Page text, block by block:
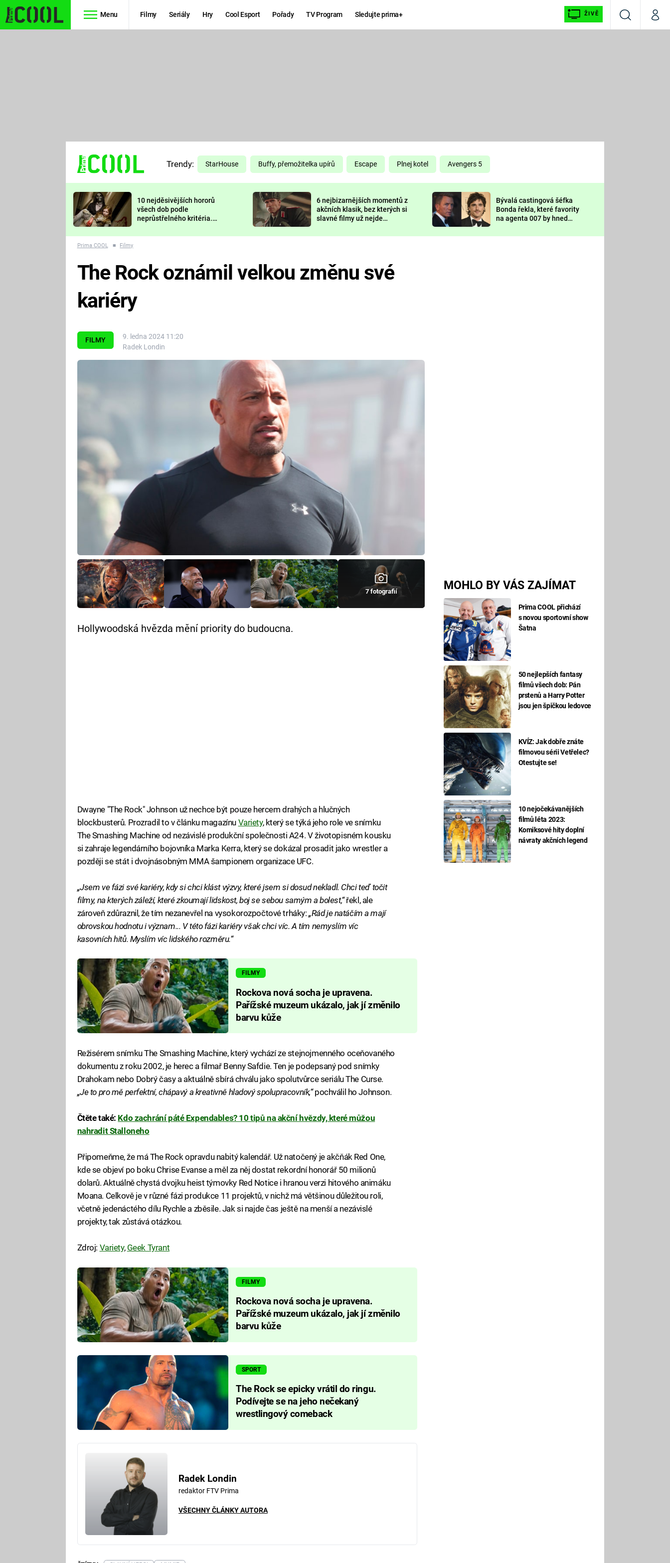
Menu Filmy Seriály Hry Cool Esport Pořady TV Program Sledujte prima+ ŽIVĚ
VyhledáváníMůj
TŘESKU
FUTURAMA
PREDÁTOR
DELIVERANCE
KOMEDIE
CHUCK
NORRIS
DEADPOOL
Prima LAJK
Sledujte nás
Trendy: StarHouse Buffy, přemožitelka upírů Escape Plnej kotel Avengers 5
10 nejděsivějších hororů
všech dob podle
neprůstřelného kritéria.
nejvíc zvednou tep?
6 nejbizarnějších momentů z
akčních klasik, bez kterých si
slavné filmy už nejde
Bývalá castingová šéfka
Bonda řekla, které favority
na agenta 007 by hned
Prima COOL ■ Filmy
FILMY
9. ledna 2024 11:20
Radek Londin
MOHLO BY VÁS ZAJÍMAT
Prima COOL přichází
s novou sportovní show
Šatna
50 nejlepších fantasy
filmů všech dob: Pán
prstenů a Harry Potter
jsou jen špičkou ledovce
KVÍZ: Jak dobře znáte
filmovou sérii Vetřelec?
Otestujte se!
10 nejočekávanějších
filmů léta 2023:
Komiksové hity doplní
návraty akčních legend
The Rock oznámil velkou změnu své
kariéry
7 fotografií
Hollywoodská hvězda mění priority do budoucna.
Dwayne "The Rock" Johnson už nechce být pouze hercem drahých a hlučných
blockbusterů. Prozradil to v článku magazínu Variety, který se týká jeho role ve snímku
The Smashing Machine od nezávislé produkční společnosti A24. V životopisném kousku
si zahraje legendárního bojovníka Marka Kerra, který se dokázal prosadit jako wrestler a
později se stát i dvojnásobným MMA šampionem organizace UFC.
„Jsem ve fázi své kariéry, kdy si chci klást výzvy, které jsem si dosud nekladl. Chci teď točit
filmy, na kterých záleží, které zkoumají lidskost, boj se sebou samým a bolest,“řekl, ale
zároveň zdůraznil, že tím nezanevřel na vysokorozpočtové trháky:„Rád je natáčím a mají
obrovskou hodnotu i význam... V této fázi kariéry však chci víc. A tím nemyslím víc
kasovních hitů. Myslím víc lidského rozměru.“
FILMY
Rockova nová socha je upravena.
Pařížské muzeum ukázalo, jak jí změnilo
barvu kůže
Režisérem snímku The Smashing Machine, který vychází ze stejnojmenného oceňovaného
dokumentu z roku 2002, je herec a filmař Benny Safdie. Ten je podepsaný pod snímky
Drahokam nebo Dobrý časy a aktuálně sbírá chválu jako spolutvůrce seriálu The Curse.
„Je to pro mě perfektní, chápavý a kreativně hladový spolupracovník,“pochválil ho Johnson.
Čtěte také: Kdo zachrání páté Expendables? 10 tipů na akční hvězdy, které můžou
nahradit Stalloneho
Připomeňme, že má The Rock opravdu nabitý kalendář. Už natočený je akčňák Red One,
kde se objeví po boku Chrise Evanse a měl za něj dostat rekordní honorář 50 milionů
dolarů. Aktuálně chystá dvojku heist týmovky Red Notice i hranou verzi hitového animáku
Moana. Celkově je v různé fázi produkce 11 projektů, v nichž má většinou důležitou roli,
včetně jedenáctého dílu Rychle a zběsile. Jak si najde čas ještě na menší a nezávislé
projekty, tak zůstává otázkou.
Zdroj: Variety, Geek Tyrant
FILMY
Rockova nová socha je upravena.
Pařížské muzeum ukázalo, jak jí změnilo
barvu kůže
SPORT
The Rock se epicky vrátil do ringu.
Podívejte se na jeho nečekaný
wrestlingový comeback
Radek Londin
redaktor FTV Prima
VŠECHNY ČLÁNKY AUTORA